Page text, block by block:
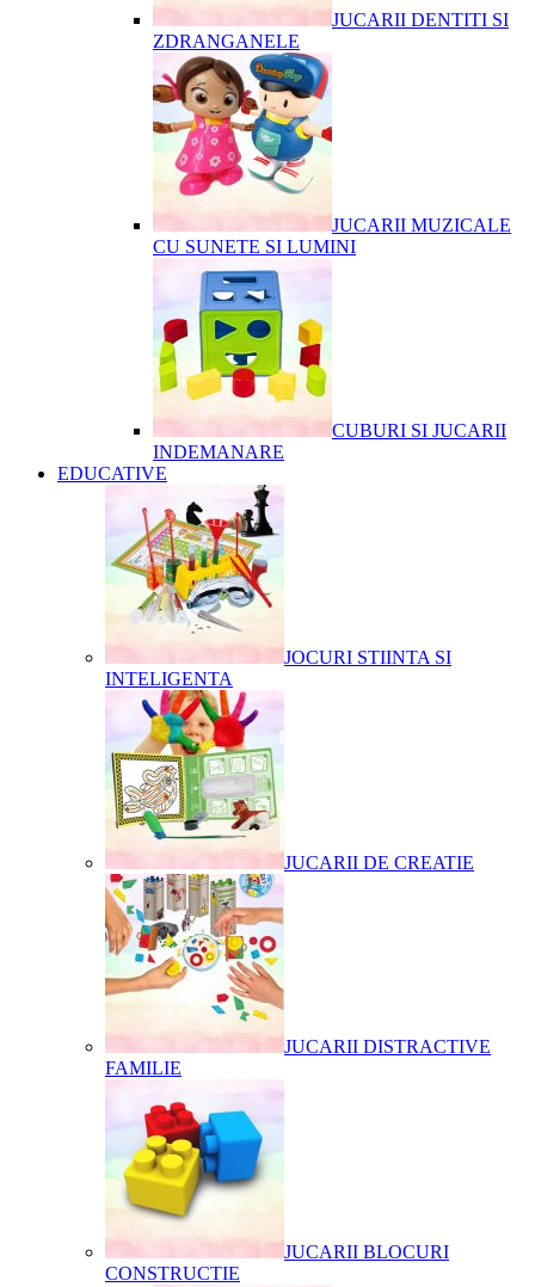
JUCARII DENTITI SI
ZDRANGANELE
JUCARII MUZICALE
CU SUNETE SI LUMINI
CUBURI SI JUCARII
INDEMANARE
EDUCATIVE
JOCURI STIINTA SI
INTELIGENTA
JUCARII DE CREATIE
JUCARII DISTRACTIVE
FAMILIE
JUCARII BLOCURI
CONSTRUCTIE